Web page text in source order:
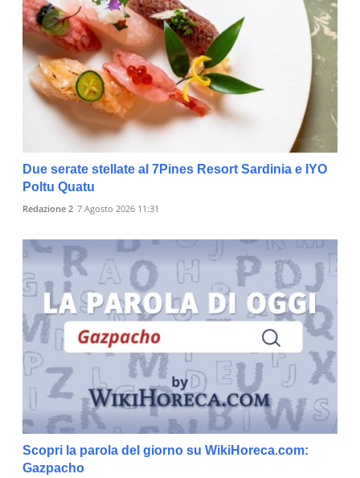
Due serate stellate al 7Pines Resort Sardinia e IYO
Poltu Quatu
Redazione 2 7 Agosto 2026 11:31
Scopri la parola del giorno su WikiHoreca.com:
Gazpacho